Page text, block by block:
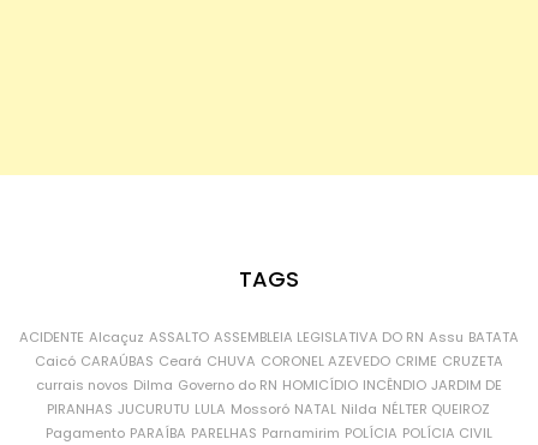
TAGS
ACIDENTE Alcaçuz ASSALTO ASSEMBLEIA LEGISLATIVA DO RN Assu BATATA
Caicó CARAÚBAS Ceará CHUVA CORONEL AZEVEDO CRIME CRUZETA
currais novos Dilma Governo do RN HOMICÍDIO INCÊNDIO JARDIM DE
PIRANHAS JUCURUTU LULA Mossoró NATAL Nilda NÉLTER QUEIROZ
Pagamento PARAÍBA PARELHAS Parnamirim POLÍCIA POLÍCIA CIVIL